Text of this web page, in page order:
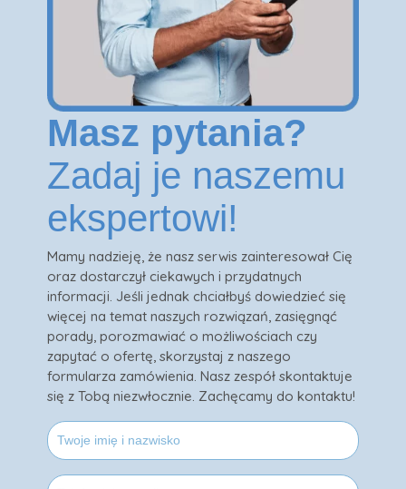
Masz pytania?
Zadaj je naszemu
ekspertowi!
Mamy nadzieję, że nasz serwis zainteresował Cię
oraz dostarczył ciekawych i przydatnych
informacji. Jeśli jednak chciałbyś dowiedzieć się
więcej na temat naszych rozwiązań, zasięgnąć
porady, porozmawiać o możliwościach czy
zapytać o ofertę, skorzystaj z naszego
formularza zamówienia. Nasz zespół skontaktuje
się z Tobą niezwłocznie. Zachęcamy do kontaktu!